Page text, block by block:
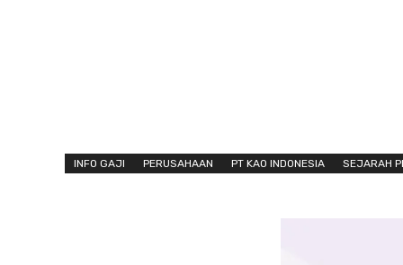
INFO GAJI PERUSAHAAN PT KAO INDONESIA SEJARAH